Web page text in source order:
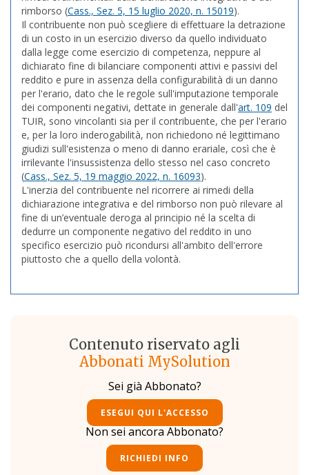
rimborso (Cass., Sez. 5, 15 luglio 2020, n. 15019).
Il contribuente non può scegliere di effettuare la detrazione
di un costo in un esercizio diverso da quello individuato
dalla legge come esercizio di competenza, neppure al
dichiarato fine di bilanciare componenti attivi e passivi del
reddito e pure in assenza della configurabilità di un danno
per l'erario, dato che le regole sull'imputazione temporale
dei componenti negativi, dettate in generale dall'art. 109 del
TUIR, sono vincolanti sia per il contribuente, che per l'erario
e, per la loro inderogabilità, non richiedono né legittimano
giudizi sull'esistenza o meno di danno erariale, così che è
irrilevante l'insussistenza dello stesso nel caso concreto
(Cass., Sez. 5, 19 maggio 2022, n. 16093).
L'inerzia del contribuente nel ricorrere ai rimedi della
dichiarazione integrativa e del rimborso non può rilevare al
fine di un’eventuale deroga al principio né la scelta di
dedurre un componente negativo del reddito in uno
specifico esercizio può ricondursi all'ambito dell'errore
piuttosto che a quello della volontà.
Contenuto riservato agli
Abbonati MySolution
Sei già Abbonato?
ESEGUI QUI L'ACCESSO
Non sei ancora Abbonato?
RICHIEDI INFO